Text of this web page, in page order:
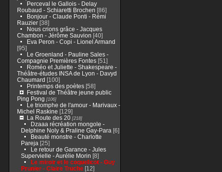
Perceval le Gallois - Delay
Roubaud - Schiaretti Brochen [86]
Bonjour - Claude Ponti - Rémi
Rauzier[38]
Nous crions grâce - Jacques
Chambon - Jérôme Sauvion [40]
Eva Peron - Copi - Lionel Armand
[95]
Le Groenland - Pauline Sales -
Compagnie Premières Fontes[51]
Roméo et Juliette - Shakespeare -
Théâtre-études INSA de Lyon - Davyd
Chaumard [100]
Printemps des poètes[58]
Festival de Théâtre jeune public
Ping Pong [106]
Le triomphe de l'amour - Marivaux -
Michel Raskine [129]
La Route des 20[218]
Dzaaa récréation mongole -
Delphine Noly & Praline Gay-Para [6]
Beauté monstre - Charlotte
Pareja [25]
Le retour de Garance - Jules
Supervielle - Aurélie Morin [8]
Le miroir et le coquelicot - Guy
Prunier - Claire Truche[12]